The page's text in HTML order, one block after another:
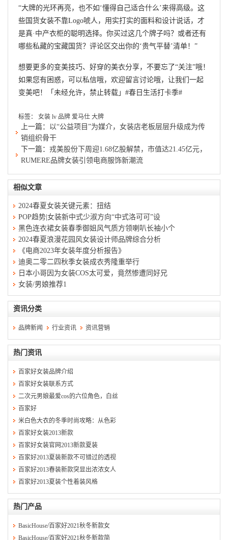
“大牌的光环再亮，也不如‘懂得自己适合什么’来得高级。这
些国货女装不靠Logo唬人，用实打实的面料和设计说话，才
是真·中产衣柜的聪明选择。你买过这几个牌子吗？或者还有
哪些私藏的宝藏国货？评论区交出你的‘贵气平替’清单！”
想要更多的变美技巧、好穿的美衣分享，不要忘了“关注”哦！
如果您有困惑，可以私信哦，欢迎留言讨论哦，让我们一起
变美吧！「未经允许，禁止转载」 #春日生活打卡季#
标签： 女装 lv 品牌 爱马仕 大牌
上一篇：
以“公益项目”为媒介，女装店老板层层升级成为传
销组织骨干
下一篇： 戎美股份下周迎1.68亿股解禁，市值达21.45亿元，
RUMERE品牌女装引领电商服饰新潮流
相似文章
2024春夏女装关键元素：扭结
POP趋势|女装新中式少淑方向“中式洛可可”设
黑色连衣裙女装春季御姐风气质方领喇叭长袖小个
2024春夏浪漫花园风女装设计师品牌综合分析
《电商2023年女装年度分析报告》
迪奥二零二四秋季女装成衣秀隆重举行
日本小哥因为女装COS太可爱，竟然惨遭同好兄
女装/男娘推荐1
资讯分类
品牌新闻 行业资讯 资讯营销
热门资讯
百家好女装品牌介绍
百家好女装联系方式
二次元男娘最爱cos的六位角色，白丝
百家好
米白色大衣的冬季时尚攻略：从色彩
百家好女装2013新款
百家好女装官网2013新款夏装
百家好2013夏装新款不可错过的透视
百家好2013春装新款突显出浓浓女人
百家好2013夏装个性着装风格
热门产品
BasicHouse/百家好2021秋冬新款女
BasicHouse/百家好2021秋冬新款简